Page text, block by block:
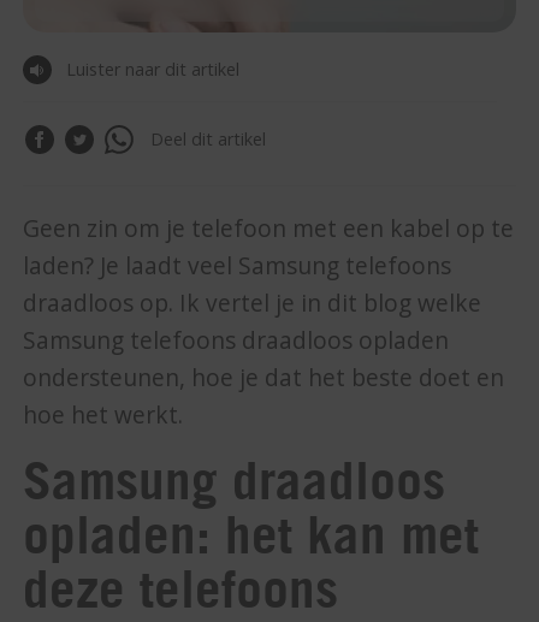
Luister naar dit artikel
Deel dit artikel
Geen zin om je telefoon met een kabel op te
laden? Je laadt veel Samsung telefoons
draadloos op. Ik vertel je in dit blog welke
Samsung telefoons draadloos opladen
ondersteunen, hoe je dat het beste doet en
hoe het werkt.
Samsung draadloos
opladen: het kan met
deze telefoons